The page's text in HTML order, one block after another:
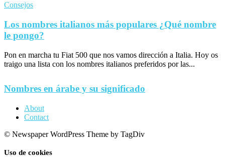
Consejos
Los nombres italianos más populares ¿Qué nombre
le pongo?
Pon en marcha tu Fiat 500 que nos vamos dirección a Italia. Hoy os
traigo una lista con los nombres italianos preferidos por las...
Nombres en árabe y su significado
About
Contact
© Newspaper WordPress Theme by TagDiv
Uso de cookies